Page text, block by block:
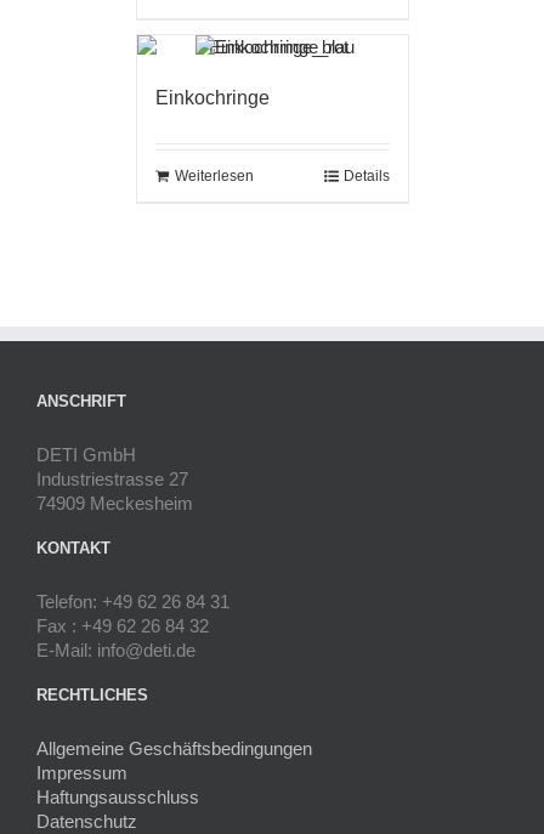
Einkochringe
Weiterlesen Details
ANSCHRIFT
DETI GmbH
Industriestrasse 27
74909 Meckesheim
KONTAKT
Telefon: +49 62 26 84 31
Fax : +49 62 26 84 32
E-Mail: info@deti.de
RECHTLICHES
Allgemeine Geschäftsbedingungen
Impressum
Haftungsausschluss
Datenschutz